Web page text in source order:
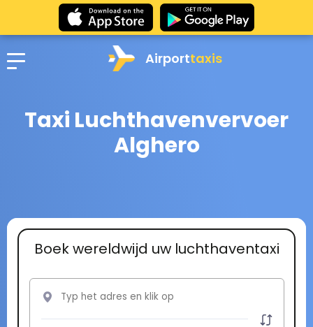
Airporttaxis
Taxi Luchthavenvervoer
Alghero
Boek wereldwijd uw luchthaventaxi